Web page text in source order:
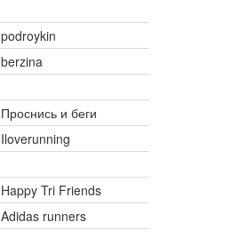
podroykin
berzina
Проснись и беги
Iloverunning
Happy Tri Friends
Adidas runners